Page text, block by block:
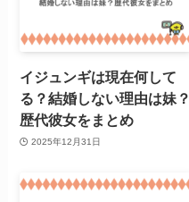
イジュンギは現在何して
る？結婚しない理由は妹？
歴代彼女をまとめ
2025年12月31日